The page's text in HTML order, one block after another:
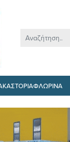
ΚΑΣΤΟΡΙΑΦΛΩΡΙΝΑ